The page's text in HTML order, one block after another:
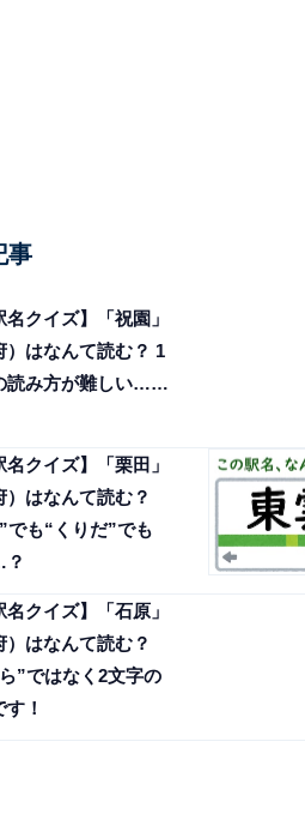
事
名クイズ】「祝園」
）はなんて読む？ 1
読み方が難しい……
名クイズ】「栗田」
）はなんて読む？
でも“くりだ”でも
名クイズ】「石原」
）はなんて読む？
”ではなく2文字の
！